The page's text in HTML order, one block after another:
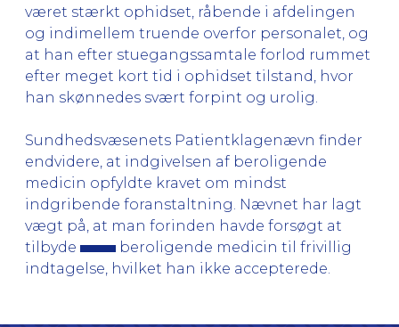
været stærkt ophidset, råbende i afdelingen
og indimellem truende overfor personalet, og
at han efter stuegangssamtale forlod rummet
efter meget kort tid i ophidset tilstand, hvor
han skønnedes svært forpint og urolig.
Sundhedsvæsenets Patientklagenævn finder
endvidere, at indgivelsen af beroligende
medicin opfyldte kravet om mindst
indgribende foranstaltning. Nævnet har lagt
vægt på, at man forinden havde forsøgt at
tilbyde
beroligende medicin til frivillig
indtagelse, hvilket han ikke accepterede.